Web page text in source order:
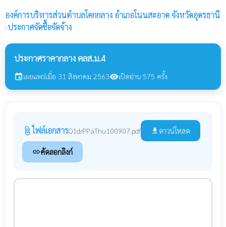
องค์การบริหารส่วนตำบลโคกกลาง อำเภอโนนสะอาด จังหวัดอุดรธานี
›ประกาศจัดซื้อจัดจ้าง
ประกาศราคากลาง คลส.ม.4
eventเผยแพร่เมื่อ 31 สิงหาคม 2563visibilityเปิดอ่าน 575 ครั้ง
attach_file ไฟล์เอกสารQ1drPPaThu100907.pdf file_download ดาวน์โหลด
linkคัดลอกลิงก์